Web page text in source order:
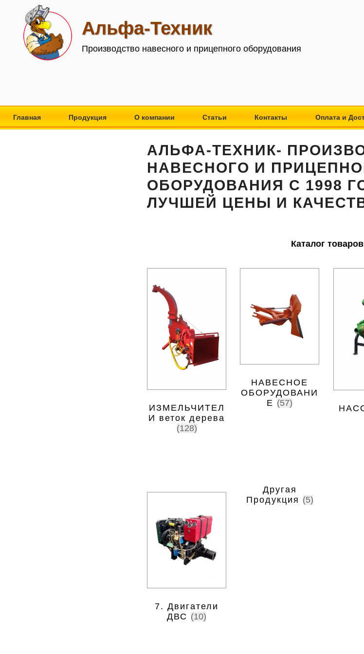
содержимому
Альфа-Техник
Производство навесного и прицепного оборудования
Главная Продукция О компании Статьи Контакты Оплата и
АЛЬФА-ТЕХНИК-
НАВЕСНОГО И
ОБОРУДОВАНИЯ С 1998
ЛУЧШЕЙ ЦЕНЫ И
Каталог товаров
ИЗМЕЛЬЧИТЕЛ
И веток дерева
(128)
НАВЕСНОЕ
ОБОРУДОВАНИ
Е (57)
7. Двигатели
ДВС (10)
Другая
Продукция (5)